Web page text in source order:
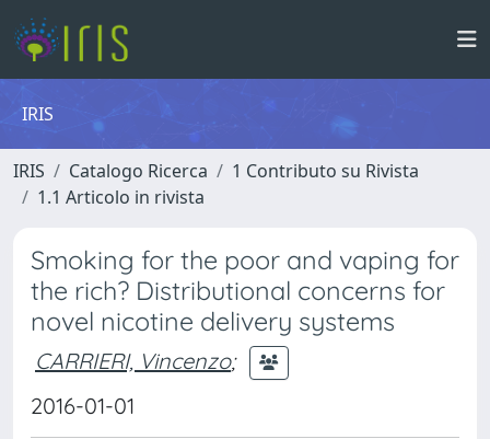
IRIS
IRIS Catalogo Ricerca
1 Contributo su Rivista
1.1 Articolo in rivista
Smoking for the poor and vaping for
the rich? Distributional concerns for
novel nicotine delivery systems
CARRIERI, Vincenzo;
2016-01-01